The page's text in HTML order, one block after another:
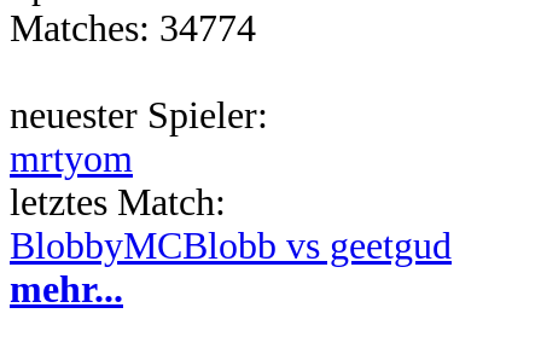
Matches: 34774
neuester Spieler:
mrtyom
letztes Match:
BlobbyMCBlobb vs geetgud
mehr...